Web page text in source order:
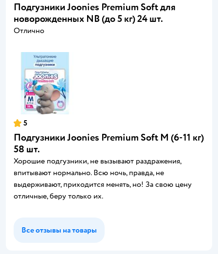
Подгузники Joonies Premium Soft для
новорожденных NB (до 5 кг) 24 шт.
Отлично
5
Подгузники Joonies Premium Soft M (6-11 кг)
58 шт.
Хорошие подгузники, не вызывают раздражения,
впитывают нормально. Всю ночь, правда, не
выдерживают, приходится менять, но! За свою цену
отличные, беру только их.
Все отзывы на товары